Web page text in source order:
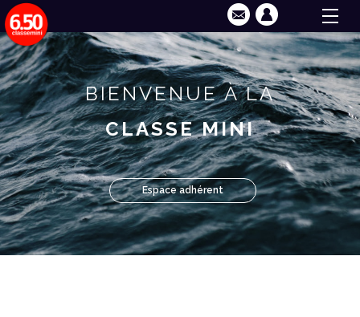
BIENVENUE À LA
CLASSE MINI
Espace adhérent